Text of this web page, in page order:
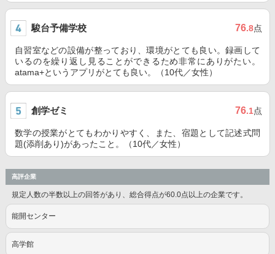
駿台予備学校 76.8点
自習室などの設備が整っており、環境がとても良い。録画して
いるのを繰り返し見ることができるため非常にありがたい。
atama+というアプリがとても良い。（10代／女性）
創学ゼミ 76.1点
数学の授業がとてもわかりやすく、また、宿題として記述式問
題(添削あり)があったこと。（10代／女性）
高評企業
規定人数の半数以上の回答があり、総合得点が60.0点以上の企業です。
能開センター
高学館